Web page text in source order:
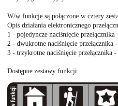
W/w funkcje są połączone w cztery
Opis działania elektronicznego
1 - pojedyncze naciśnięcie
2 - dwukrotne naciśnięcie przełącznika
3 - trzykrotne naciśnięcie przełącznika
Dostępne zestawy funkcji: